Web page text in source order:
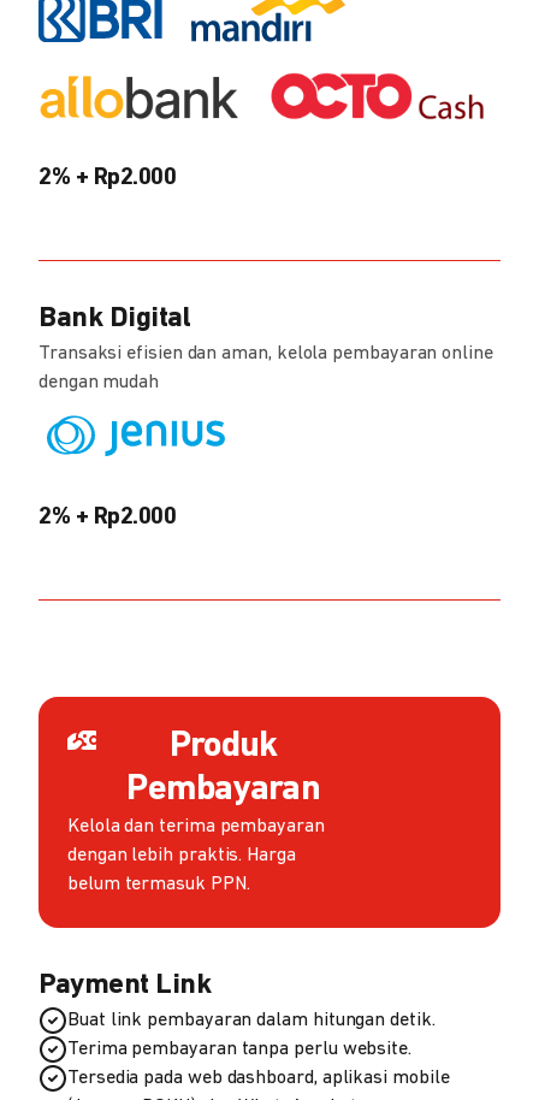
2% + Rp2.000
Bank Digital
Transaksi efisien dan aman, kelola pembayaran online
dengan mudah
2% + Rp2.000
Produk
Pembayaran
Kelola dan terima pembayaran
dengan lebih praktis. Harga
belum termasuk PPN.
Payment Link
Buat link pembayaran dalam hitungan detik.
Terima pembayaran tanpa perlu website.
Tersedia pada web dashboard, aplikasi mobile